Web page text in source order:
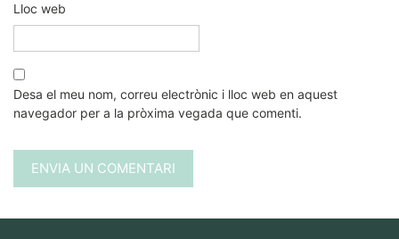
Lloc web
Desa el meu nom, correu electrònic i lloc web en aquest
navegador per a la pròxima vegada que comenti.